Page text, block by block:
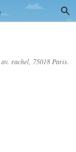
av. rachel, 75018 Paris.